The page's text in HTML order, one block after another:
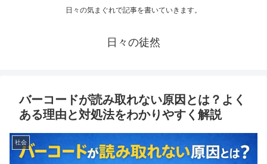
日々の気まぐれで記事を書いていきます。
日々の徒然
バーコードが読み取れない原因とは？よく
ある理由と対処法をわかりやすく解説
社会